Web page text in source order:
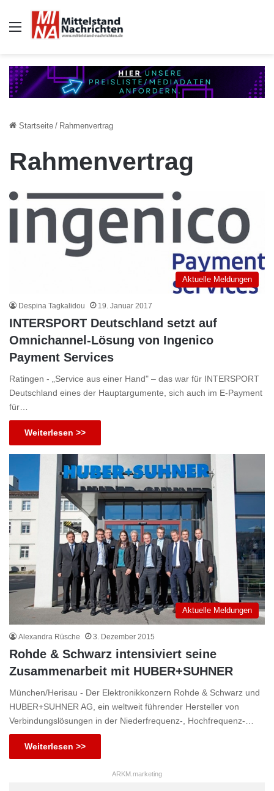
Auswahl
Startseite / Rahmenvertrag
Rahmenvertrag
Aktuelle Meldungen
Despina Tagkalidou 19. Januar 2017
INTERSPORT Deutschland setzt auf
Omnichannel-Lösung von Ingenico
Payment Services
Ratingen - „Service aus einer Hand" – das war für INTERSPORT
Deutschland eines der Hauptargumente, sich auch im E-Payment
für…
Weiterlesen >>
Aktuelle Meldungen
Alexandra Rüsche 3. Dezember 2015
Rohde & Schwarz intensiviert seine
Zusammenarbeit mit HUBER+SUHNER
München/Herisau - Der Elektronikkonzern Rohde & Schwarz und
HUBER+SUHNER AG, ein weltweit führender Hersteller von
Verbindungslösungen in der Niederfrequenz-, Hochfrequenz-…
Weiterlesen >>
ARKM.marketing